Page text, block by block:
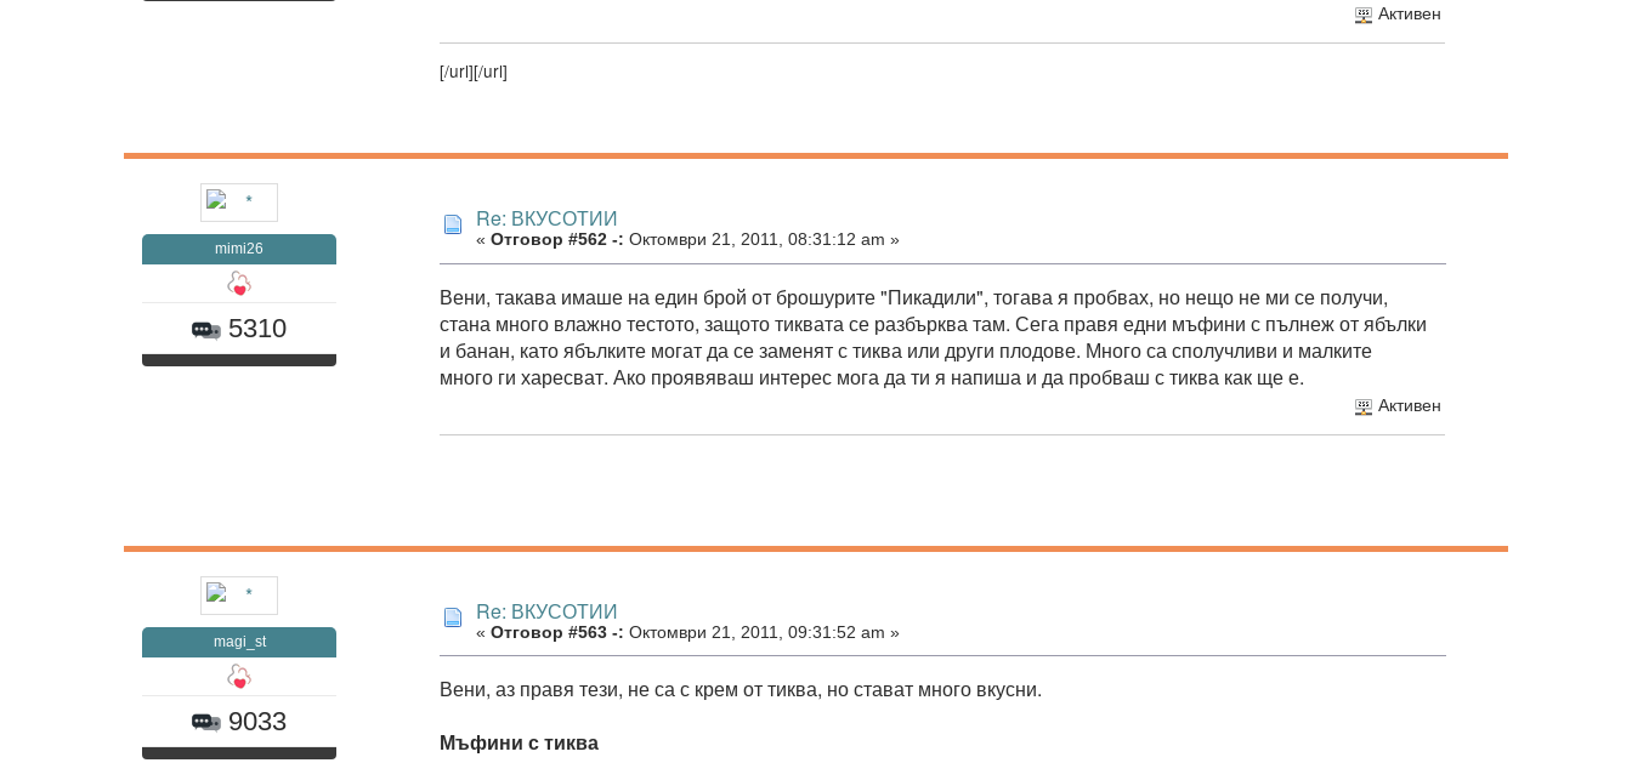
Активен
[/url][/url]
mimi26
5310
Re: ВКУСОТИИ
« Отговор #562 -: Октомври 21, 2011, 08:31:12 am »
Вени, такава имаше на един брой от брошурите "Пикадили", тогава я пробвах, но нещо не ми се получи,
стана много влажно тестото, защото тиквата се разбърква там. Сега правя едни мъфини с пълнеж от ябълки
и банан, като ябълките могат да се заменят с тиква или други плодове. Много са сполучливи и малките
много ги харесват. Ако проявяваш интерес мога да ти я напиша и да пробваш с тиква как ще е.
Активен
magi_st
9033
Re: ВКУСОТИИ
« Отговор #563 -: Октомври 21, 2011, 09:31:52 am »
Вени, аз правя тези, не са с крем от тиква, но стават много вкусни.
Мъфини с тиква